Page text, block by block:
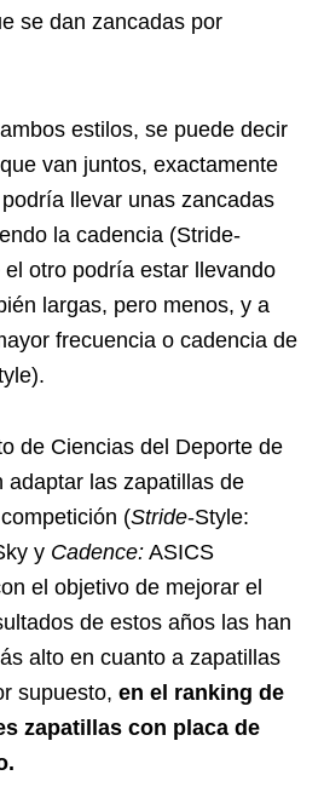
se dan zancadas por
estilos, se puede decir
van juntos, exactamente
llevar unas zancadas
la cadencia (Stride-
otro podría estar llevando
largas, pero menos, y a
frecuencia o cadencia de
de Ciencias del Deporte de
adaptar las zapatillas de
(Stride-Style:
y Cadence: ASICS
el objetivo de mejorar el
de estos años las han
alto en cuanto a zapatillas
supuesto, en el ranking de
zapatillas con placa de